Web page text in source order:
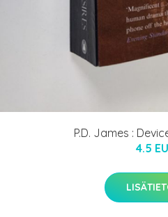
P.D. James :
4.5